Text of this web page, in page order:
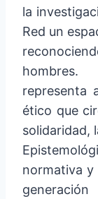
la
Red un
hombres.
representa
ético que
solidaridad,
normativa y